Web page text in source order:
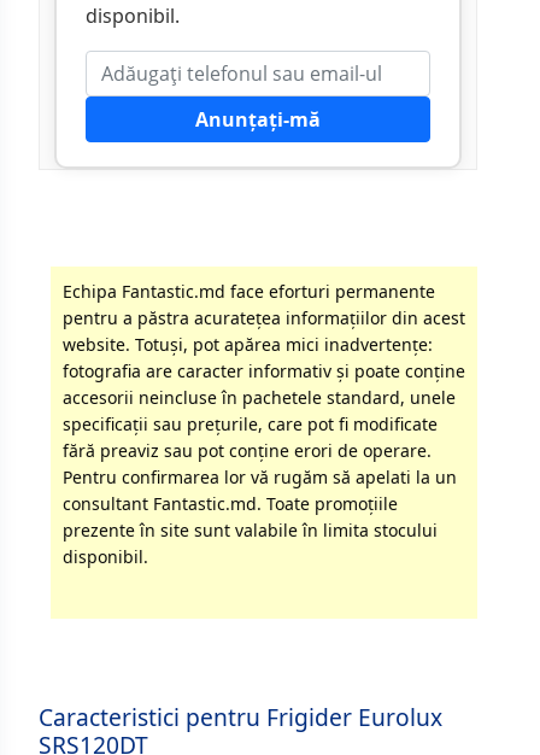
disponibil.
Anunțați-mă
Echipa Fantastic.md face eforturi permanente
pentru a păstra acurateţea informaţiilor din acest
website. Totuși, pot apărea mici inadvertenţe:
fotografia are caracter informativ şi poate conţine
accesorii neincluse în pachetele standard, unele
specificaţii sau preţurile, care pot fi modificate
fără preaviz sau pot conţine erori de operare.
Pentru confirmarea lor vă rugăm să apelati la un
consultant Fantastic.md. Toate promoţiile
prezente în site sunt valabile în limita stocului
disponibil.
Caracteristici pentru Frigider Eurolux
SRS120DT